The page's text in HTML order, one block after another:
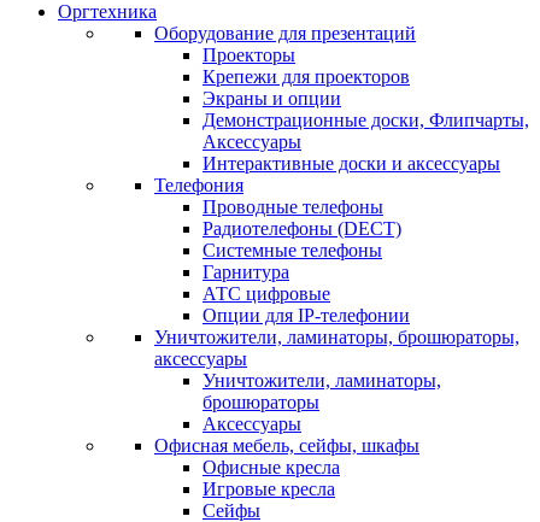
Оргтехника
Оборудование для презентаций
Проекторы
Крепежи для проекторов
Экраны и опции
Демонстрационные доски, Флипчарты,
Аксессуары
Интерактивные доски и аксессуары
Телефония
Проводные телефоны
Радиотелефоны (DECT)
Системные телефоны
Гарнитура
АТС цифровые
Опции для IP-телефонии
Уничтожители, ламинаторы, брошюраторы,
аксессуары
Уничтожители, ламинаторы,
брошюраторы
Аксессуары
Офисная мебель, сейфы, шкафы
Офисные кресла
Игровые кресла
Сейфы